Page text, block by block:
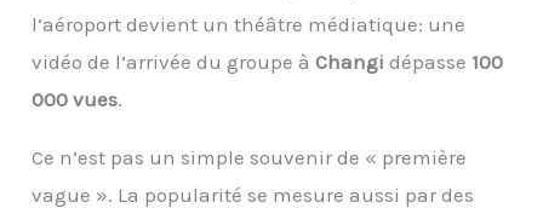
l’aéroport devient un théâtre médiatique: une
vidéo de l’arrivée du groupe àChangi dépasse 100
000 vues.
Ce n’est pas un simple souvenir de « première
vague ». La popularité se mesure aussi par des